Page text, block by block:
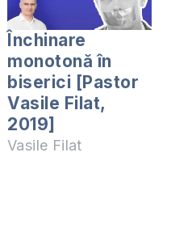
Închinare
monotonă în
biserici [Pastor
Vasile Filat,
2019]
Vasile Filat